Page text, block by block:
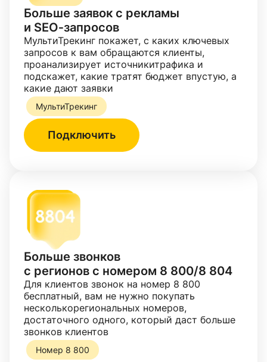
Больше заявок с рекламы
и SEO‑запросов
МультиТрекинг покажет, с каких ключевых
запросов к вам обращаются клиенты,
проанализирует источникитрафика и
подскажет, какие тратят бюджет впустую, а
какие дают заявки
МультиТрекинг
Подключить
Больше звонков
с регионов с номером 8 800/8 804
Для клиентов звонок на номер 8 800
бесплатный, вам не нужно покупать
несколькорегиональных номеров,
достаточного одного, который даст больше
звонков клиентов
Номер 8 800